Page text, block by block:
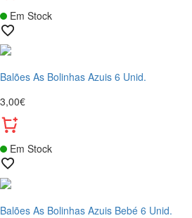
Em Stock
Balões As Bolinhas Azuis 6 Unid.
3,00€
Em Stock
Balões As Bolinhas Azuis Bebé 6 Unid.